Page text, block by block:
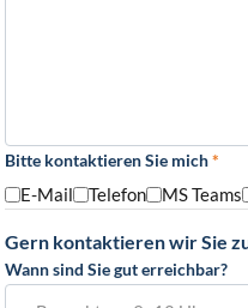
Bitte kontaktieren Sie mich*
E-Mail Telefon MS Teams
Gern kontaktieren wir Sie
Wann sind Sie gut erreichbar?